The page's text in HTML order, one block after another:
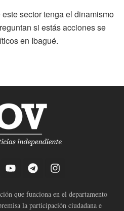
sector tenga el dinamismo
si estás acciones se
en Ibagué.
que funciona en el departamento
la participación ciudadana e